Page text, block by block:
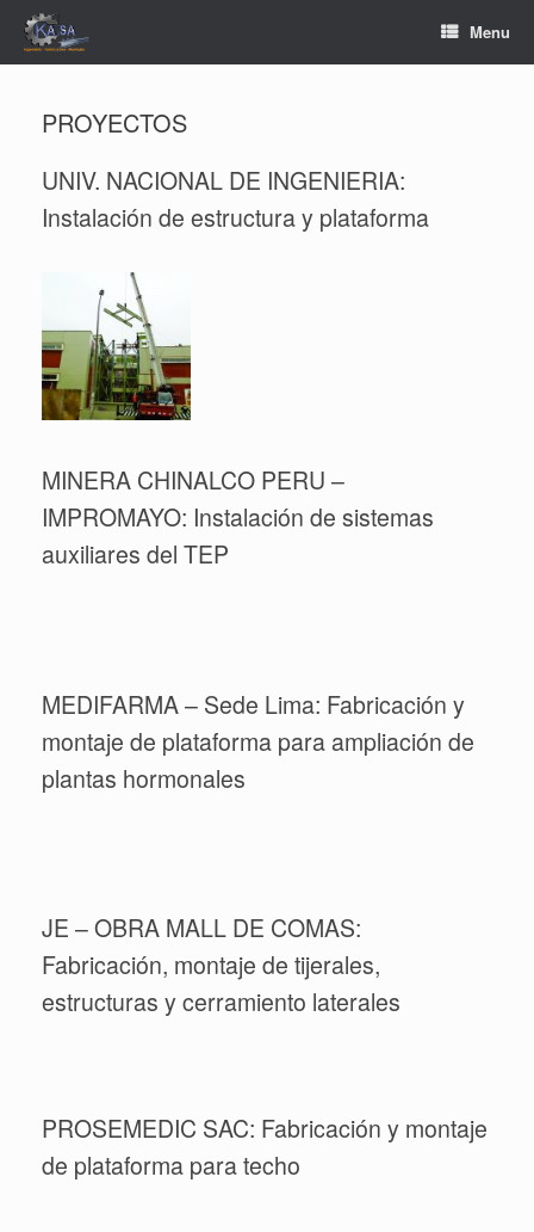
content
Menu
PROYECTOS
UNIV. NACIONAL DE INGENIERIA:
Instalación de estructura y plataforma
MINERA CHINALCO PERU –
IMPROMAYO: Instalación de sistemas
auxiliares del TEP
MEDIFARMA – Sede Lima: Fabricación y
montaje de plataforma para ampliación de
plantas hormonales
JE – OBRA MALL DE COMAS:
Fabricación, montaje de tijerales,
estructuras y cerramiento laterales
PROSEMEDIC SAC: Fabricación y montaje
de plataforma para techo